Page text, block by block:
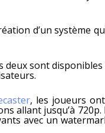
d’un système
deux sont
, les joueurs
allant jusqu’à
avec un